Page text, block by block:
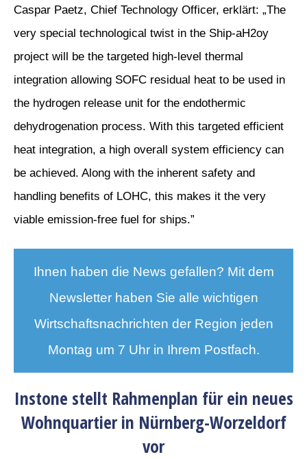
Caspar Paetz, Chief Technology Officer, erklärt: „The
very special technological twist in the Ship-aH2oy
project will be the targeted high-level thermal
integration allowing SOFC residual heat to be used in
the hydrogen release unit for the endothermic
dehydrogenation process. With this targeted efficient
heat integration, a high overall system efficiency can
be achieved. Along with the inherent safety and
handling benefits of LOHC, this makes it the very
viable emission-free fuel for ships.”
Ihnen haben die News gefallen? Mit dem
Newsletter haben Sie alle wichtigen
Wirtschaftsnachrichten der Region jeden
Montag um 7 Uhr in Ihrem Postfach.
Instone stellt Rahmenplan für ein neues
Wohnquartier in Nürnberg-Worzeldorf
vor